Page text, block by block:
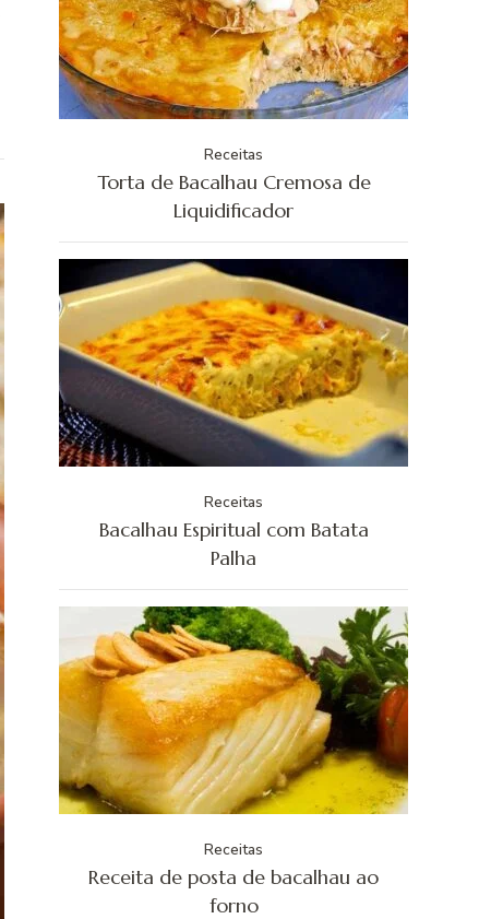
Receitas
Torta de Bacalhau Cremosa de
Liquidificador
Receitas
Bacalhau Espiritual com Batata
Palha
Receitas
Receita de posta de bacalhau ao
forno